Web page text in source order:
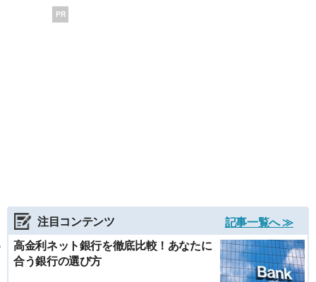
PR
注目コンテンツ
記事一覧へ ≫
高金利ネット銀行を徹底比較！あなたに
合う銀行の選び方